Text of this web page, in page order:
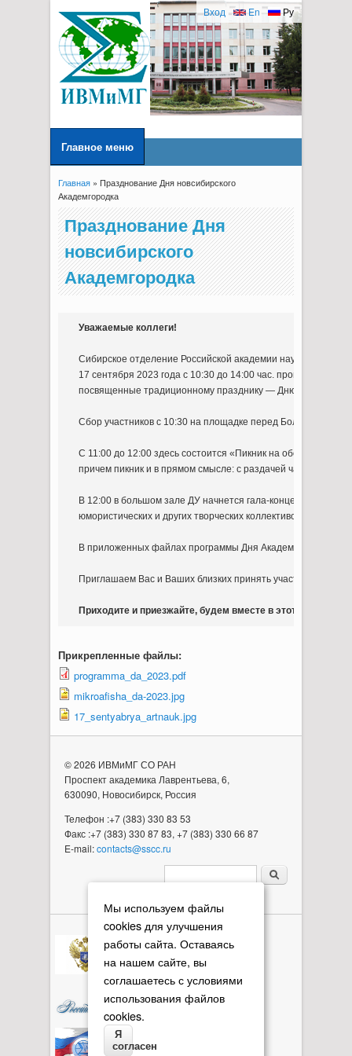
Ру
En
Вход
Главное меню
Вы здесь
Главная» Празднование Дня новсибирского
Академгородка
Празднование Дня
новсибирского
Академгородка
Уважаемые коллеги!
Сибирское отделение Российской академии наук
17 сентября 2023 года с 10:30 до 14:00 час. проводят
посвященные традиционному празднику — Дню
Сбор участников с 10:30 на площадке перед Большим
С 11:00 до 12:00 здесь состоится «Пикник на обочине
причем пикник и в прямом смысле: с раздачей чая и
В 12:00 в большом зале ДУ начнется гала-концерт
юмористических и других творческих коллективов
В приложенных файлах программы Дня Академгородка,
Приглашаем Вас и Ваших близких принять участие в
Приходите и приезжайте, будем вместе в этот день!
Прикрепленные файлы:
programma_da_2023.pdf
mikroafisha_da-2023.jpg
17_sentyabrya_artnauk.jpg
Мы используем файлы
cookies для улучшения
работы сайта. Оставаясь
на нашем сайте, вы
соглашаетесь с условиями
использования файлов
cookies.
Я
согласен
© 2026 ИВМиМГ СО РАН
Проспект академика Лаврентьева, 6,
630090, Новосибирск, Россия
Телефон :+7 (383) 330 83 53
Факс :+7 (383) 330 87 83, +7 (383) 330 66 87
E-mail:contacts@sscc.ru
Форма поиска